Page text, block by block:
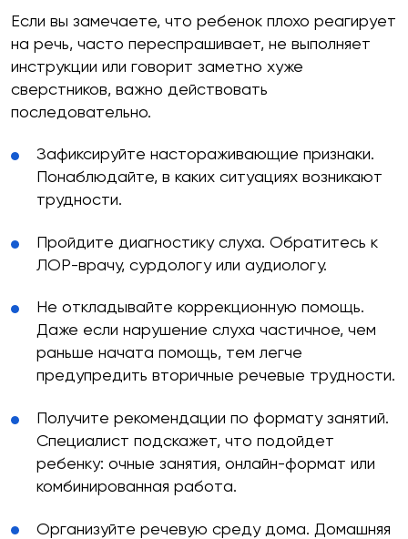
Если вы замечаете, что ребенок плохо реагирует
на речь, часто переспрашивает, не выполняет
инструкции или говорит заметно хуже
сверстников, важно действовать
последовательно.
Зафиксируйте настораживающие признаки.
Понаблюдайте, в каких ситуациях возникают
трудности.
Пройдите диагностику слуха. Обратитесь к
ЛОР-врачу, сурдологу или аудиологу.
Не откладывайте коррекционную помощь.
Даже если нарушение слуха частичное, чем
раньше начата помощь, тем легче
предупредить вторичные речевые трудности.
Получите рекомендации по формату занятий.
Специалист подскажет, что подойдет
ребенку: очные занятия, онлайн-формат или
комбинированная работа.
Организуйте речевую среду дома. Домашняя